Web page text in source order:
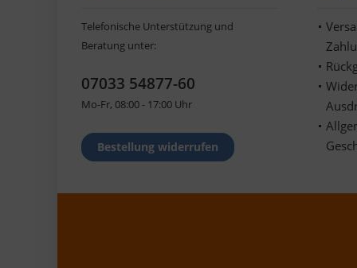
Telefonische Unterstützung und
Beratung unter:
07033 54877-60
Mo-Fr, 08:00 - 17:00 Uhr
Bestellung widerrufen